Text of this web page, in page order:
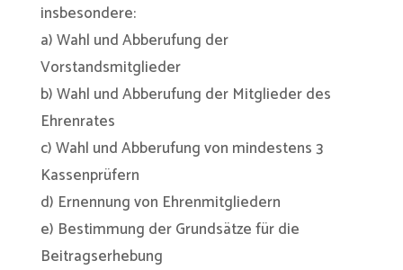
insbesondere:
a) Wahl und Abberufung der
Vorstandsmitglieder
b) Wahl und Abberufung der Mitglieder des
Ehrenrates
c) Wahl und Abberufung von mindestens 3
Kassenprüfern
d) Ernennung von Ehrenmitgliedern
e) Bestimmung der Grundsätze für die
Beitragserhebung